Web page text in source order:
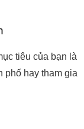
tiêu của bạn là
phố hay tham gia